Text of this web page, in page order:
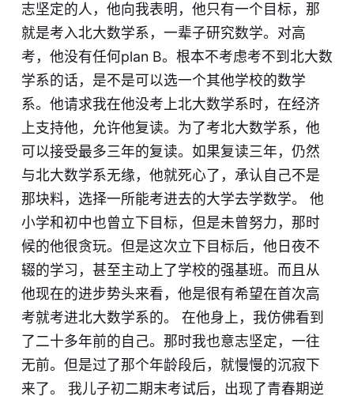
志坚定的人，他向我表明，他只有一个目标，那
就是考入北大数学系，一辈子研究数学。对高
考，他没有任何plan B。根本不考虑考不到北大数
学系的话，是不是可以选一个其他学校的数学
系。他请求我在他没考上北大数学系时，在经济
上支持他，允许他复读。为了考北大数学系，他
可以接受最多三年的复读。如果复读三年，仍然
与北大数学系无缘，他就死心了，承认自己不是
那块料，选择一所能考进去的大学去学数学。 他
小学和初中也曾立下目标，但是未曾努力，那时
候的他很贪玩。但是这次立下目标后，他日夜不
辍的学习，甚至主动上了学校的强基班。而且从
他现在的进步势头来看，他是很有希望在首次高
考就考进北大数学系的。 在他身上，我仿佛看到
了二十多年前的自己。那时我也意志坚定，一往
无前。但是过了那个年龄段后，就慢慢的沉寂下
来了。 我儿子初二期末考试后，出现了青春期逆